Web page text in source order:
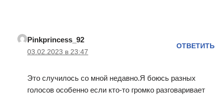
Pinkprincess_92
03.02.2023 в 23:47
ОТВЕТИТЬ
Это случилось со мной недавно.Я боюсь разных
голосов особенно если кто-то громко разговаривает